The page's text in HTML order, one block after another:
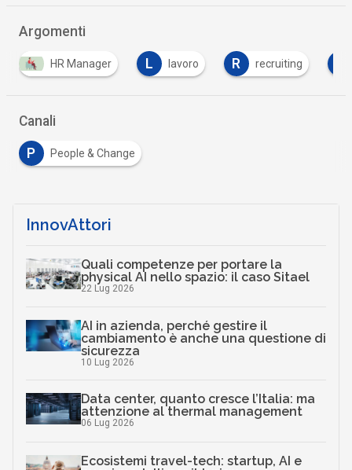
Argomenti
L lavoro R recruiting R risorse umane
Canali
P People & Change
InnovAttori
Quali competenze per portare la
physical AI nello spazio: il caso Sitael
22 Lug 2026
AI in azienda, perché gestire il
cambiamento è anche una questione di
sicurezza
10 Lug 2026
Data center, quanto cresce l’Italia: ma
attenzione al thermal management
06 Lug 2026
Ecosistemi travel-tech: startup, AI e